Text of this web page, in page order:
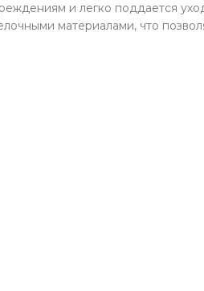
и легко поддается
материалами, что